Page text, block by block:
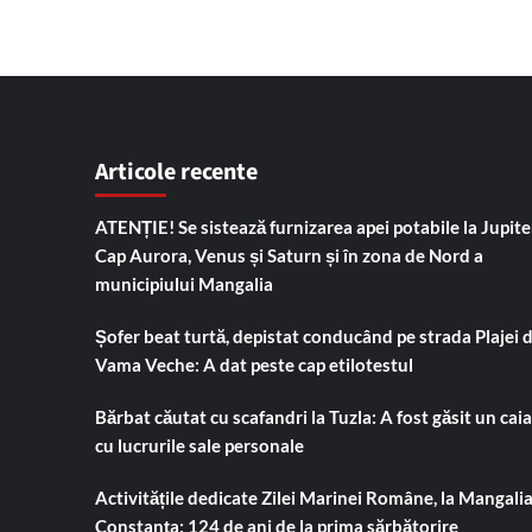
Articole recente
ATENȚIE! Se sistează furnizarea apei potabile la
Cap Aurora, Venus și Saturn și în zona de Nord a
municipiului Mangalia
Șofer beat turtă, depistat conducând pe strada Plajei
Vama Veche: A dat peste cap etilotestul
Bărbat căutat cu scafandri la Tuzla: A fost găsit un
cu lucrurile sale personale
Activitățile dedicate Zilei Marinei Române, la
Constanța: 124 de ani de la prima sărbătorire